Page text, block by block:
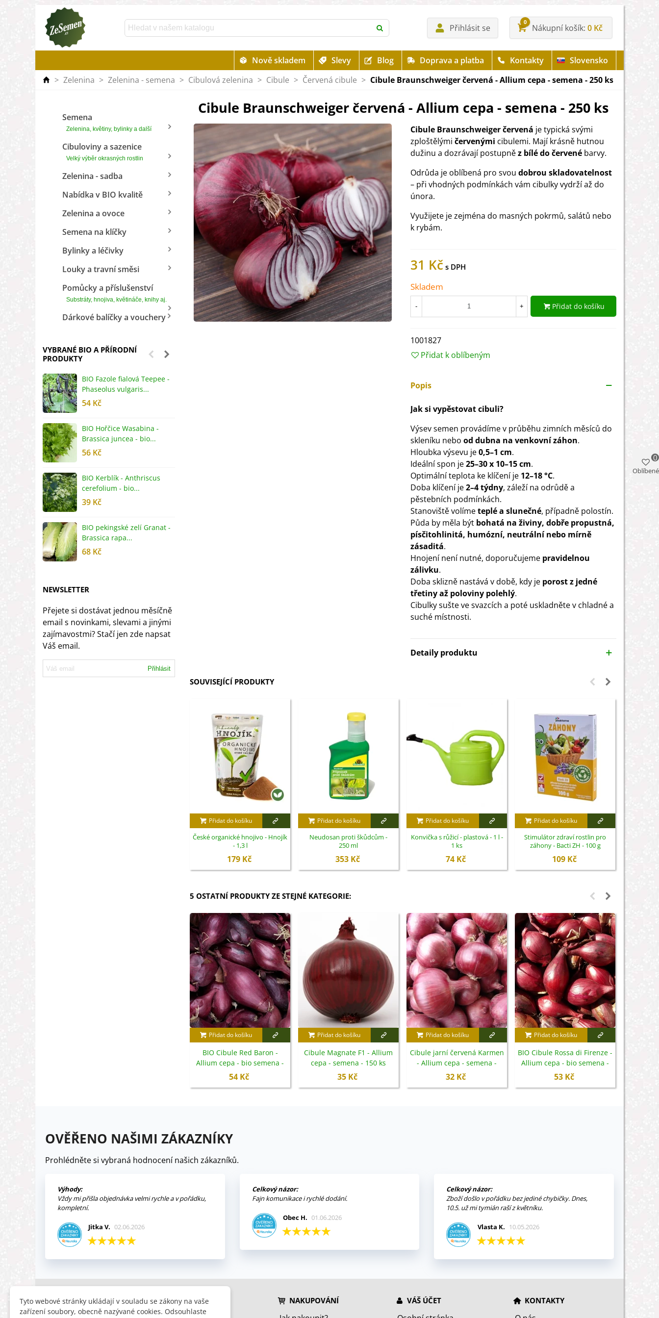
Přihlásit se
0
Nákupní košík 0 Kč
Nově skladem Slevy Blog Doprava a platba Kontakty
Slovensko
> Zelenina > Zelenina - semena > Cibulová zelenina > Cibule > Červená cibule > Cibule Braunschweiger červená - Allium cepa - semena - 250 ks
Semena
Zelenina, květiny, bylinky a další
Cibuloviny a sazenice
Velký výběr okrasných rostlin
Zelenina - sadba
Nabídka v BIO kvalitě
Zelenina a ovoce
Semena na klíčky
Bylinky a léčivky
Louky a travní směsi
Pomůcky a příslušenství
Substráty, hnojiva, květináče, knihy aj.
Dárkové balíčky a vouchery
VYBRANÉ BIO A PŘÍRODNÍ
PRODUKTY
BIO Fazole fialová Teepee -
Phaseolus vulgaris...
54 Kč
BIO Hořčice Wasabina -
Brassica juncea - bio...
56 Kč
BIO Kerblík - Anthriscus
cerefolium - bio...
39 Kč
BIO pekingské zelí Granat -
Brassica rapa...
68 Kč
NEWSLETTER
Přejete si dostávat jednou měsíčně
email s novinkami, slevami a jinými
zajímavostmi? Stačí jen zde napsat
Váš email.
Přihlásit
Cibule Braunschweiger červená - Allium cepa - semena - 250 ks
Cibule Braunschweiger červená je typická svými
zploštělými červenými cibulemi. Mají krásně hutnou
dužinu a dozrávají postupněz bílé do červené barvy.
Odrůda je oblíbená pro svou dobrou skladovatelnost
– při vhodných podmínkách vám cibulky vydrží až do
února.
Využijete je zejména do masných pokrmů, salátů nebo
k rybám.
31 Kč
Skladem
- + Přidat do košíku
1001827
Přidat k oblíbeným
Popis
Jak si vypěstovat cibuli?
Výsev semen provádíme v průběhu zimních měsíců do
skleníku nebo od dubna na venkovní záhon.
Hloubka výsevu je0,5–1 cm.
Ideální spon je25–30 x 10–15 cm.
Optimální teplota ke klíčení je 12–18 °C.
Doba klíčení je2–4 týdny, záleží na odrůdě a
pěstebních podmínkách.
Stanoviště volímeteplé a slunečné, případně polostín.
Půda by měla být bohatá na živiny, dobře propustná,
písčitohlinitá, humózní, neutrální nebo mírně
zásaditá.
Hnojení není nutné, doporučujeme pravidelnou
zálivku.
Doba sklizně nastává v době, kdy je porost z jedné
třetiny až poloviny polehlý.
Cibulky sušte ve svazcích a poté uskladněte v chladné a
suché místnosti.
Detaily produktu
SOUVISEJÍCÍ PRODUKTY
Přidat do košíku
České organické hnojivo - Hnojík
- 1,3 l
179 Kč
Přidat do košíku
Neudosan proti škůdcům -
250 ml
353 Kč
Přidat do košíku
Konvička s růžicí - plastová - 1 l -
1 ks
74 Kč
Přidat do košíku
Stimulátor zdraví rostlin pro
záhony - Bacti ZH - 100 g
109 Kč
5 OSTATNÍ PRODUKTY ZE STEJNÉ KATEGORIE:
Přidat do košíku
BIO Cibule Red Baron -
Allium cepa - bio semena -
100 ks
54 Kč
Přidat do košíku
Cibule Magnate F1 - Allium
cepa - semena - 150 ks
35 Kč
Přidat do košíku
Cibule jarní červená Karmen
- Allium cepa - semena -
200 ks
32 Kč
Přidat do košíku
BIO Cibule Rossa di Firenze -
Allium cepa - bio semena -
100 ks
53 Kč
OVĚŘENO NAŠIMI ZÁKAZNÍKY
Prohlédněte si vybraná hodnocení našich zákazníků.
Výhody:
Vždy mi přišla objednávka velmi rychle a v pořádku,
kompletní.
Jitka V. 02.06.2026
Celkový názor:
Fajn komunikace i rychlé dodání.
Obec H. 01.06.2026
Celkový názor:
Zboží došlo v pořádku bez jediné chybičky. Dnes,
10.5. už mi tymián raší z květníku.
Vlasta K. 10.05.2026
INFORMACE HLEDÁTE NAKUPOVÁNÍ VÁŠ ÚČET KONTAKTY
Oblíbené
0
Tyto webové stránky ukládají v souladu se zákony na vaše
zařízení soubory, obecně nazývané cookies. Odsouhlaste